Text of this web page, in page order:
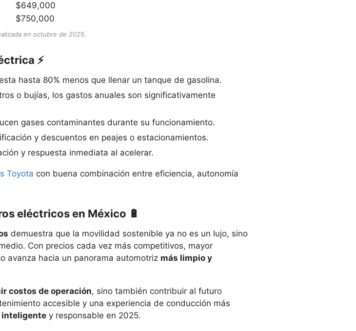
$649,000
$750,000
en octubre de 2025.
⚡
hasta 80% menos que llenar un tanque de gasolina.
o bujías, los gastos anuales son significativamente
gases contaminantes durante su funcionamiento.
y descuentos en peajes o estacionamientos.
y respuesta inmediata al acelerar.
Toyota con buena combinación entre eficiencia, autonomía
eléctricos en México 🔋
demuestra que la movilidad sostenible ya no es un lujo, sino
Con precios cada vez más competitivos, mayor
avanza hacia un panorama automotriz más limpio y
costos de operación, sino también contribuir al futuro
accesible y una experiencia de conducción más
inteligente y responsable en 2025.